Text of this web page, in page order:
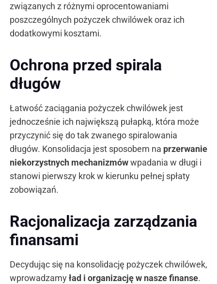
związanych z różnymi oprocentowaniami
poszczególnych pożyczek chwilówek oraz ich
dodatkowymi kosztami.
Ochrona przed spirala
długów
Łatwość zaciągania pożyczek chwilówek jest
jednocześnie ich największą pułapką, która może
przyczynić się do tak zwanego spiralowania
długów. Konsolidacja jest sposobem na przerwanie
niekorzystnych mechanizmówwpadania w długi i
stanowi pierwszy krok w kierunku pełnej spłaty
zobowiązań.
Racjonalizacja zarządzania
finansami
Decydując się na konsolidację pożyczek chwilówek,
wprowadzamyład i organizację w nasze finanse.